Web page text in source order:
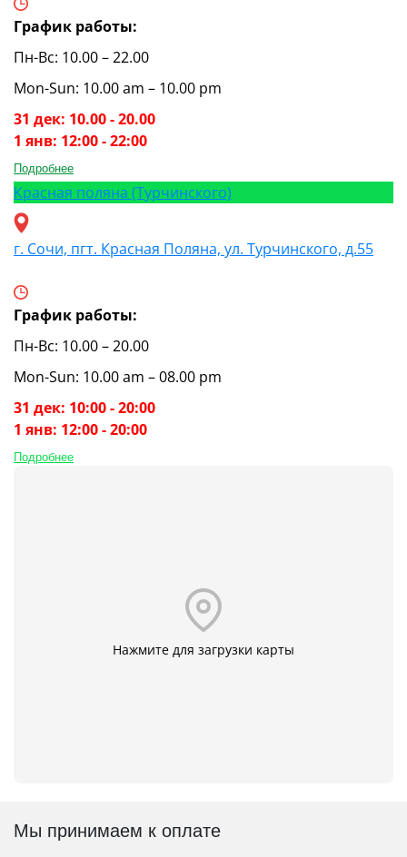
График работы:
Пн-Вс: 10.00 – 22.00
Mon-Sun: 10.00 am – 10.00 pm
31 дек: 10.00 - 20.00
1 янв: 12:00 - 22:00
Подробнее
Красная поляна (Турчинского)
г. Сочи, пгт. Красная Поляна, ул. Турчинского, д.55
График работы:
Пн-Вс: 10.00 – 20.00
Mon-Sun: 10.00 am – 08.00 pm
31 дек: 10:00 - 20:00
1 янв: 12:00 - 20:00
Подробнее
Нажмите для загрузки карты
Мы принимаем к оплате